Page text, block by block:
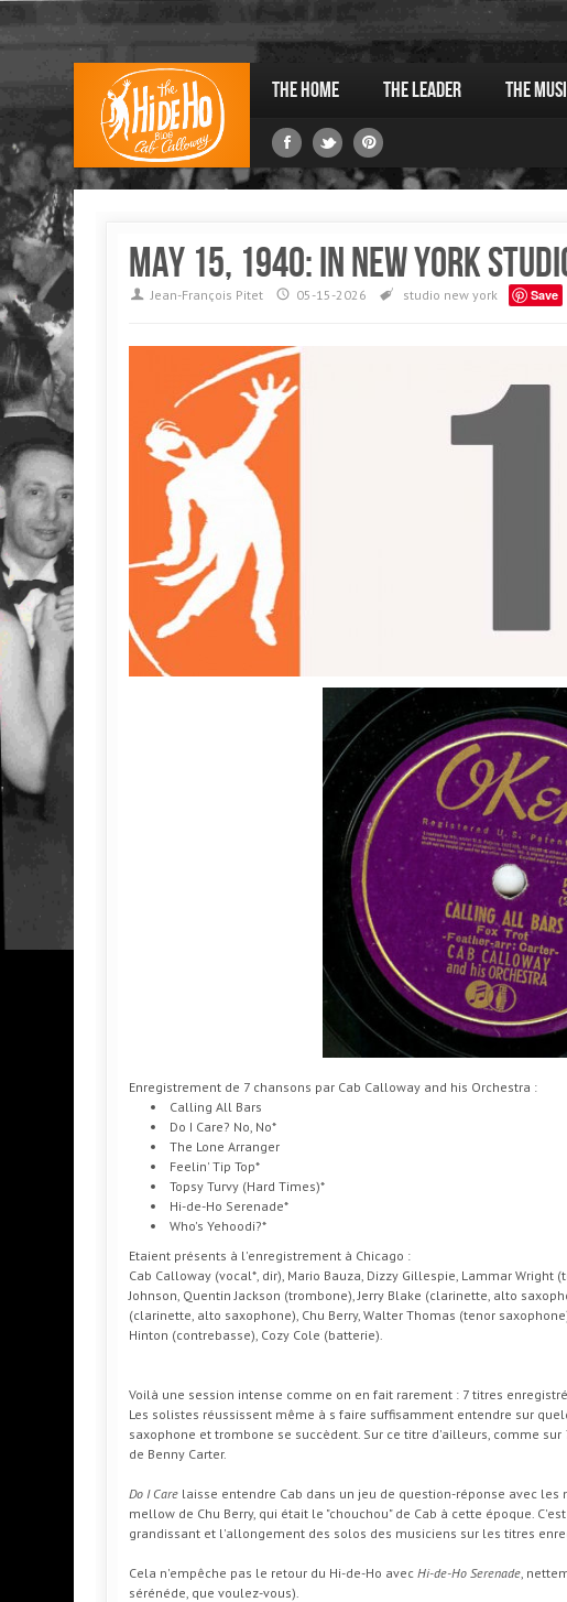
The Home The Leader The
May 15, 1940: in New York
Jean-François Pitet 05-15-2026 studio new york Save
Enregistrement de 7 chansons par Cab Calloway and his Orchestra :
Calling All Bars
Do I Care? No, No*
The Lone Arranger
Feelin' Tip Top*
Topsy Turvy (Hard Times)*
Hi-de-Ho Serenade*
Who's Yehoodi?*
Etaient présents à l'enregistrement à Chicago :
Cab Calloway (vocal*, dir), Mario Bauza, Dizzy Gillespie, Lammar Wright
Johnson, Quentin Jackson (trombone), Jerry Blake (clarinette, alto
(clarinette, alto saxophone), Chu Berry, Walter Thomas (tenor
Hinton (contrebasse), Cozy Cole (batterie).
Voilà une session intense comme on en fait rarement : 7 titres
Les solistes réussissent même à s faire suffisamment entendre sur
saxophone et trombone se succèdent. Sur ce titre d'ailleurs, comme sur
de Benny Carter.
Do I Care laisse entendre Cab dans un jeu de question-réponse avec
mellow de Chu Berry, qui était le "chouchou" de Cab à cette époque.
grandissant et l'allongement des solos des musiciens sur les titres
Cela n'empêche pas le retour du Hi-de-Ho avec Hi-de-Ho Serenade ,
sérénéde, que voulez-vous).